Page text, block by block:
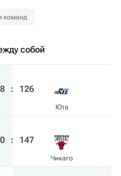
команд
собой
: 126
Юта
: 147
Чикаго